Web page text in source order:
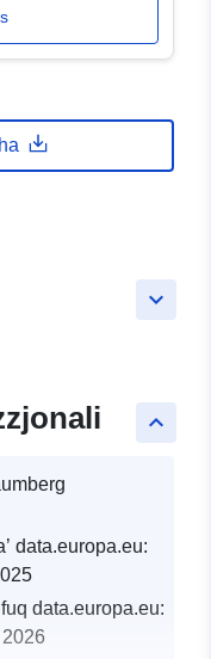
keyboard_arrow_down
keyboard_arrow_up
data.europa.eu:
data.europa.eu: